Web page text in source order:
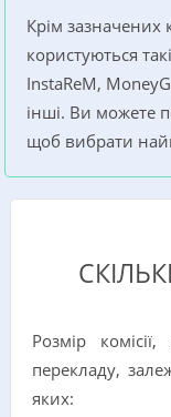
Крім зазначених
користуються
InstaReM,
інші. Ви можете
щоб вибрати
Розмір
перекладу,
яких: